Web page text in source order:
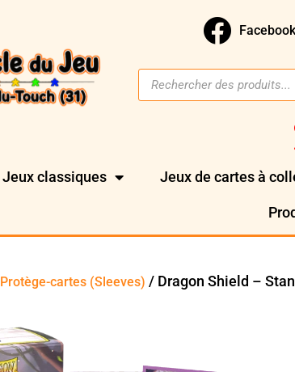
Facebook
Jeux classiques Jeux de cartes à
Protège-cartes (Sleeves) / Dragon Shield –